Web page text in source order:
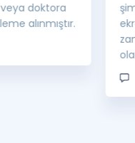
doktora
alınmıştır.